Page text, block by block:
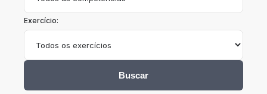
Exercício:
Buscar